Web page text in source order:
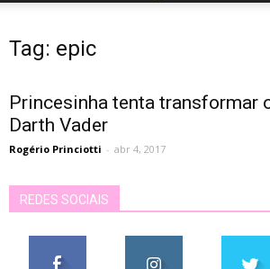
Tag: epic
Princesinha tenta transformar
Darth Vader
Rogério Princiotti - abr 4, 2017
REDES SOCIAIS